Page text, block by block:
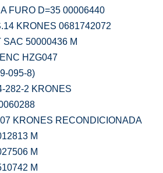
FURO D=35 00006440
KRONES 0681742072
50000436 M
HZG047
095-8)
282-2 KRONES
KRONES RECONDICIONADA
M
M
M